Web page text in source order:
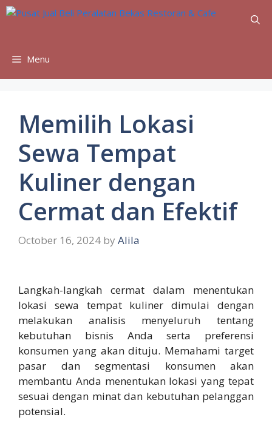
Skip
Menu
Memilih Lokasi
Sewa Tempat
Kuliner dengan
Cermat dan Efektif
October 16, 2024 by Alila
Langkah-langkah cermat dalam menentukan
lokasi sewa tempat kuliner dimulai dengan
melakukan analisis menyeluruh tentang
kebutuhan bisnis Anda serta preferensi
konsumen yang akan dituju. Memahami target
pasar dan segmentasi konsumen akan
membantu Anda menentukan lokasi yang tepat
sesuai dengan minat dan kebutuhan pelanggan
potensial.